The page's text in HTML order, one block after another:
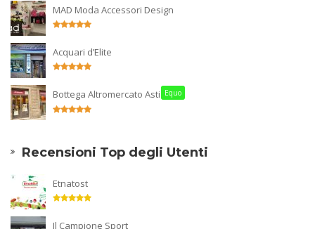
MAD Moda Accessori Design
Acquari d’Elite
Bottega Altromercato Asti Equo
Recensioni Top degli Utenti
Etnatost
Il Campione Sport